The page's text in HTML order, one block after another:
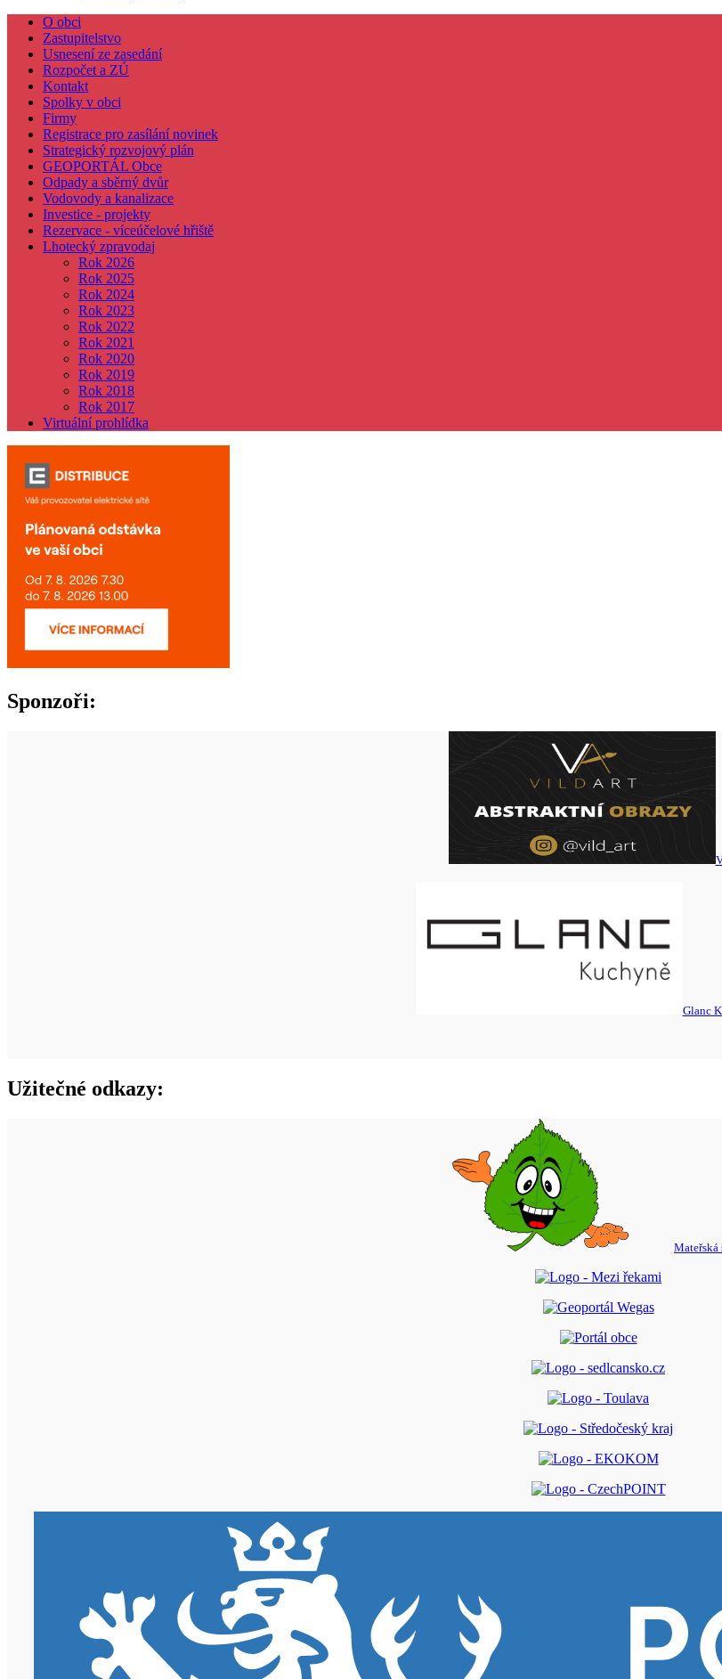
O obci
Zastupitelstvo
Usnesení ze zasedání
Rozpočet a ZÚ
Kontakt
Spolky v obci
Firmy
Registrace pro zasílání novinek
Strategický rozvojový plán
GEOPORTÁL Obce
Odpady a sběrný dvůr
Vodovody a kanalizace
Investice - projekty
Rezervace - víceúčelové hřiště
Lhotecký zpravodaj
Rok 2026
Rok 2025
Rok 2024
Rok 2023
Rok 2022
Rok 2021
Rok 2020
Rok 2019
Rok 2018
Rok 2017
Virtuální prohlídka
Sponzoři:
Glanc
Užitečné odkazy:
Mateřská